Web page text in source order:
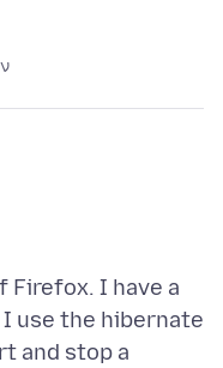
Firefox. I have a
use the hibernate
and stop a